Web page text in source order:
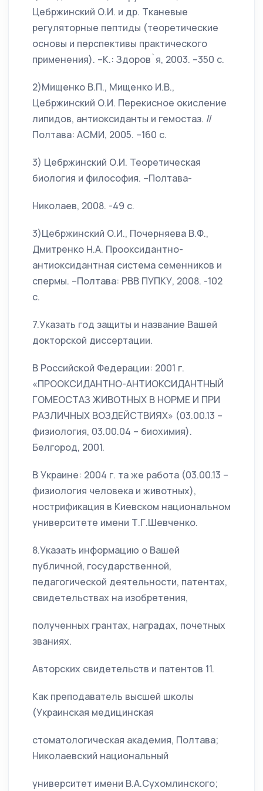
Цебржинский О.И. и др. Тканевые
регуляторные пептиды (теоретические
основы и перспективы практического
применения). –К.: Здоров`я, 2003. –350 с.
2)Мищенко В.П., Мищенко И.В.,
Цебржинский О.И. Перекисное окисление
липидов, антиоксиданты и гемостаз. //
Полтава: АСМИ, 2005. –160 с.
3) Цебржинский О.И. Теоретическая
биология и философия. –Полтава-
Николаев, 2008. -49 с.
3)Цебржинский О.И., Почерняева В.Ф.,
Дмитренко Н.А. Прооксидантно-
антиоксидантная система семенников и
спермы. –Полтава: РВВ ПУПКУ, 2008. -102
с.
7.Указать год защиты и название Вашей
докторской диссертации.
В Российской Федерации: 2001 г.
«ПРООКСИДАНТНО-АНТИОКСИДАНТНЫЙ
ГОМЕОСТАЗ ЖИВОТНЫХ В НОРМЕ И ПРИ
РАЗЛИЧНЫХ ВОЗДЕЙСТВИЯХ» (03.00.13 –
физиология, 03.00.04 – биохимия).
Белгород, 2001.
В Украине: 2004 г. та же работа (03.00.13 –
физиология человека и животных),
нострификация в Киевском национальном
университете имени Т.Г.Шевченко.
8.Указать информацию о Вашей
публичной, государственной,
педагогической деятельности, патентах,
свидетельствах на изобретения,
полученных грантах, наградах, почетных
званиях.
Авторских свидетельств и патентов 11.
Как преподаватель высшей школы
(Украинская медицинская
стоматологическая академия, Полтава;
Николаевский национальный
университет имени В.А.Сухомлинского;